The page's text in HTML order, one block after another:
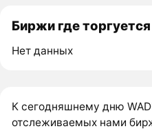
Биржи где
Нет данных
К сегодняшнему дню
отслеживаемых нами